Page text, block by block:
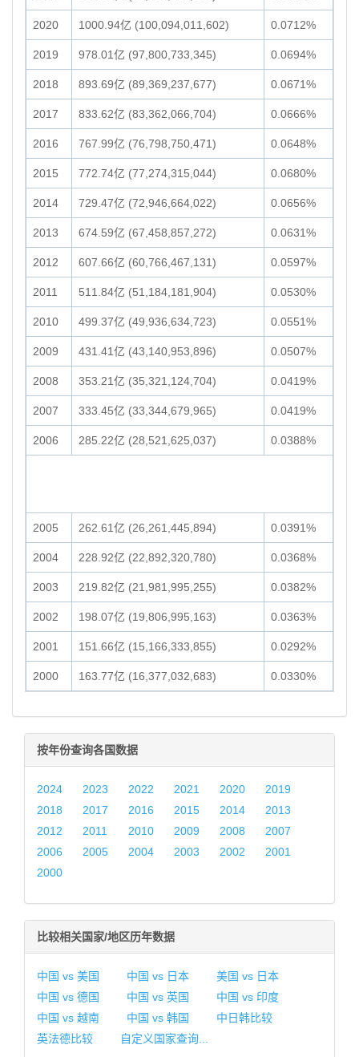
2020 1000.94亿 (100,094,011,602) 0.0712%
2019 978.01亿 (97,800,733,345) 0.0694%
2018 893.69亿 (89,369,237,677) 0.0671%
2017 833.62亿 (83,362,066,704) 0.0666%
2016 767.99亿 (76,798,750,471) 0.0648%
2015 772.74亿 (77,274,315,044) 0.0680%
2014 729.47亿 (72,946,664,022) 0.0656%
2013 674.59亿 (67,458,857,272) 0.0631%
2012 607.66亿 (60,766,467,131) 0.0597%
2011 511.84亿 (51,184,181,904) 0.0530%
2010 499.37亿 (49,936,634,723) 0.0551%
2009 431.41亿 (43,140,953,896) 0.0507%
2008 353.21亿 (35,321,124,704) 0.0419%
2007 333.45亿 (33,344,679,965) 0.0419%
2006 285.22亿 (28,521,625,037) 0.0388%
2005 262.61亿 (26,261,445,894) 0.0391%
2004 228.92亿 (22,892,320,780) 0.0368%
2003 219.82亿 (21,981,995,255) 0.0382%
2002 198.07亿 (19,806,995,163) 0.0363%
2001 151.66亿 (15,166,333,855) 0.0292%
2000 163.77亿 (16,377,032,683) 0.0330%
按年份查询各国数据
2024 2023 2022 2021 2020
2019
2018
2017 2016 2015 2014
2013
2012
2011 2010 2009 2008
2007
2006
2005 2004 2003 2002
2001
2000
比较相关国家/地区历年数据
中国 vs 美国 中国 vs 日本
美国 vs 日本
中国 vs 德国
中国 vs 英国
中国 vs 印度
中国 vs 越南
中国 vs 韩国
中日韩比较
英法德比较
自定义国家查询...